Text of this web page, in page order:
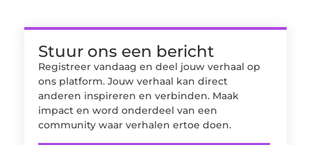
Stuur ons een bericht
Registreer vandaag en deel jouw verhaal op
ons platform. Jouw verhaal kan direct
anderen inspireren en verbinden. Maak
impact en word onderdeel van een
community waar verhalen ertoe doen.